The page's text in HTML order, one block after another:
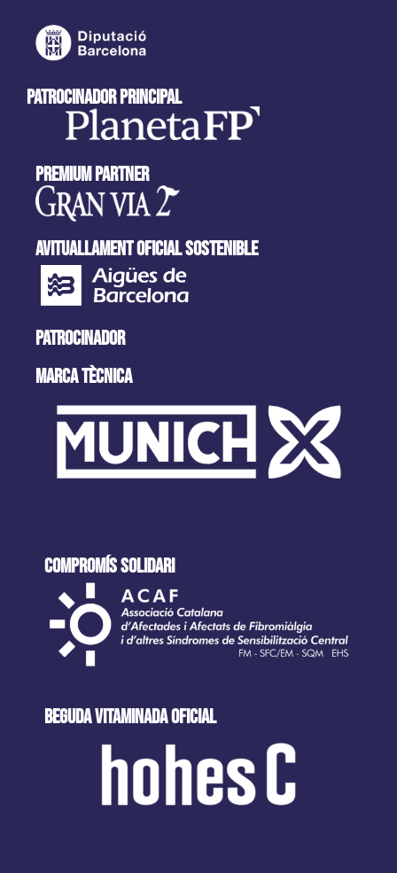
patrocinador principal
Premium partner
AVITUALLAMENT OFICIAL SOSTENIBLE
PATROCINADOR
MARCA tècnica
COMPROMÍS SOLIDARI
beguda VITAMINADA oficial